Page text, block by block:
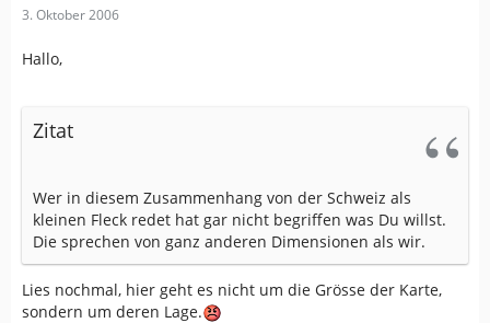
3. Oktober 2006
Hallo,
Zitat
Wer in diesem Zusammenhang von der Schweiz als
kleinen Fleck redet hat gar nicht begriffen was Du willst.
Die sprechen von ganz anderen Dimensionen als wir.
Lies nochmal, hier geht es nicht um die Grösse der Karte,
sondern um deren Lage.